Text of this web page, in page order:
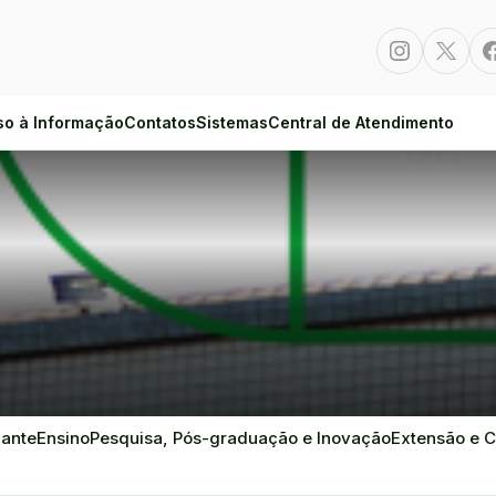
Instagram
à InformaçãoContatosSistemasCentral de Atendimento
EnsinoPesquisa, Pós-graduação e InovaçãoExtensão e